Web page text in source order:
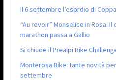
Il 6 settembre l’esordio di
“Au revoir” Monselice in Rosa.
marathon passa a Gallio
Si chiude il Prealpi Bike
Monterosa Bike: tante novità
settembre